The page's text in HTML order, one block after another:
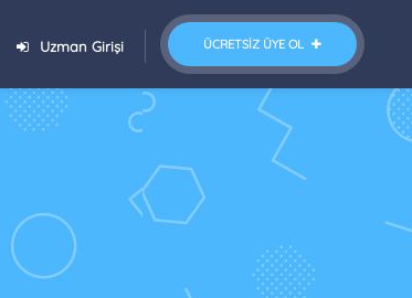
ÜCRETSIZ ÜYE OL
Uzman Girişi